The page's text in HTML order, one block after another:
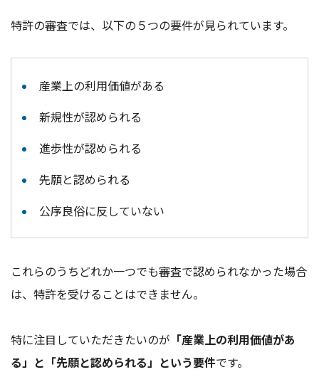
特許の審査では、以下の５つの要件が見られています。
産業上の利用価値がある
新規性が認められる
進歩性が認められる
先願と認められる
公序良俗に反していない
これらのうちどれか一つでも審査で認められなかった場合
は、特許を受けることはできません。
特に注目していただきたいのが 「産業上の利用価値があ
る」と「先願と認められる」という要件です。